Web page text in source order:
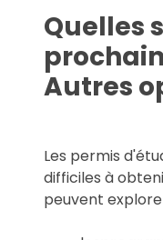
Quelles
Autres
Les permis
difficiles à
peuvent